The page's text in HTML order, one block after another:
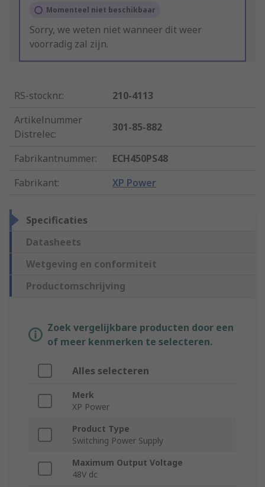
Momenteel niet beschikbaar
Sorry, we weten niet wanneer dit weer
voorradig zal zijn.
RS-stocknr.:
210-4113
Artikelnummer
Distrelec:
301-85-882
Fabrikantnummer:
ECH450PS48
Fabrikant: XP Power
Specificaties
Datasheets
Wetgeving en conformiteit
Productomschrijving
Zoek vergelijkbare producten door een
of meer kenmerken te selecteren.
Alles selecteren
Merk
XP Power
Product Type
Switching Power Supply
Maximum Output Voltage
48V dc